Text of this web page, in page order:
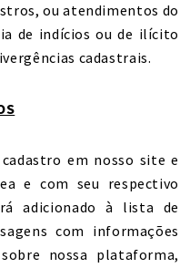
ou atendimentos do
de indícios ou de ilícito
cadastrais.
em nosso site e
e com seu respectivo
adicionado à lista de
com informações
nossa plataforma,